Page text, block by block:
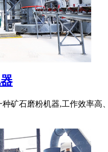
矿石磨粉机器,工作效率